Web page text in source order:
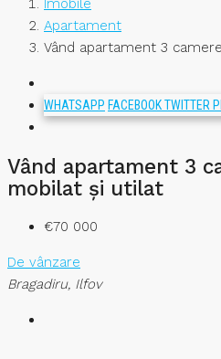
Imobile
Apartament
Vând apartament 3
WHATSAPP FACEBOOKTWITTER
Vând apartament 3
mobilat și utilat
€70 000
De vânzare
Bragadiru, Ilfov